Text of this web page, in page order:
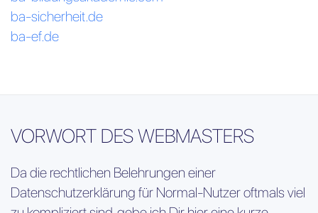
ba-sicherheit.de
ba-ef.de
VORWORT DES WEBMASTERS
Da die rechtlichen Belehrungen einer
Datenschutzerklärung für Normal-Nutzer oftmals viel